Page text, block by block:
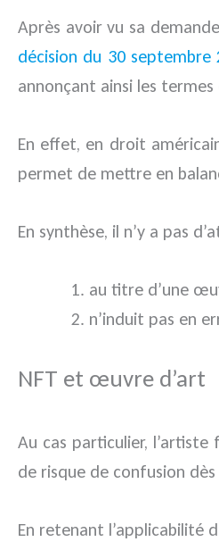
Après avoir vu sa
décision du 30 septembre
annonçant ainsi les
En effet, en droit
permet de mettre en
En synthèse, il n’y a pas
au titre d’une
n’induit pas en
NFT et œuvre d’art
Au cas particulier,
de risque de confusion
En retenant l’applicabilité